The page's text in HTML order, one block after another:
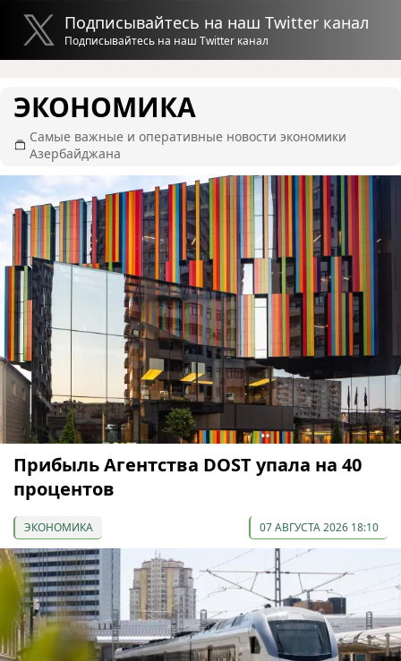
Подписывайтесь на наш Twitter канал
Подписывайтесь на наш Twitter канал
ЭКОНОМИКА
Самые важные и оперативные новости экономики
Азербайджана
Прибыль Агентства DOST упала на 40
процентов
ЭКОНОМИКА 07 АВГУСТА 2026 18:10